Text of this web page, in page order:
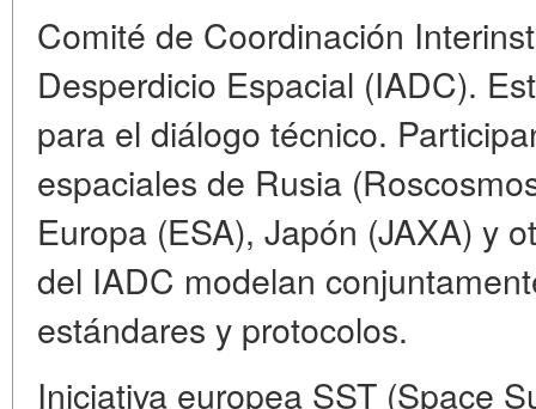
Comité de Coordinación
Desperdicio Espacial (IADC).
para el diálogo técnico.
espaciales de Rusia
Europa (ESA), Japón (JAXA) y
del IADC modelan
estándares y protocolos.
Iniciativa europea SST (Space